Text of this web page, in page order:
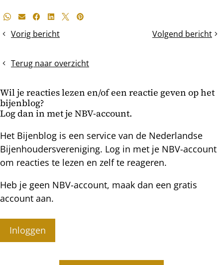
Deel
bericht
Whatsapp
E-mailFacebook
LinkedIn
X Pinterest
Vorig bericht
Mijtenval
broed
Volgend bericht
Maakt
Terug naar overzicht
Wil je reacties lezen en/of een reactie geven op het
bijenblog?
Log dan in met je NBV-account.
Het Bijenblog is een service van de Nederlandse
Bijenhoudersvereniging. Log in met je NBV-account
om reacties te lezen en zelf te reageren.
Heb je geen NBV-account, maak dan een gratis
account aan.
Inloggen